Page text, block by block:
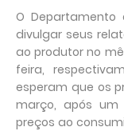
O
divulgar seus
ao produtor no
feira,
esperam que os
março, após um
preços ao